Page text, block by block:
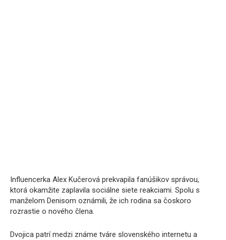
Influencerka Alex Kučerová prekvapila fanúšikov správou,
ktorá okamžite zaplavila sociálne siete reakciami. Spolu s
manželom Denisom oznámili, že ich rodina sa čoskoro
rozrastie o nového člena.
Dvojica patrí medzi známe tváre slovenského internetu a